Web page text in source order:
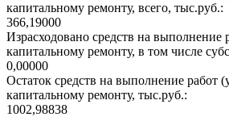
капитальному ремонту, всего, тыс.руб.:
366,19000
Израсходовано средств на выполнение
капитальному ремонту, в том числе
0,00000
Остаток средств на выполнение работ
капитальному ремонту, тыс.руб.:
1002,98838